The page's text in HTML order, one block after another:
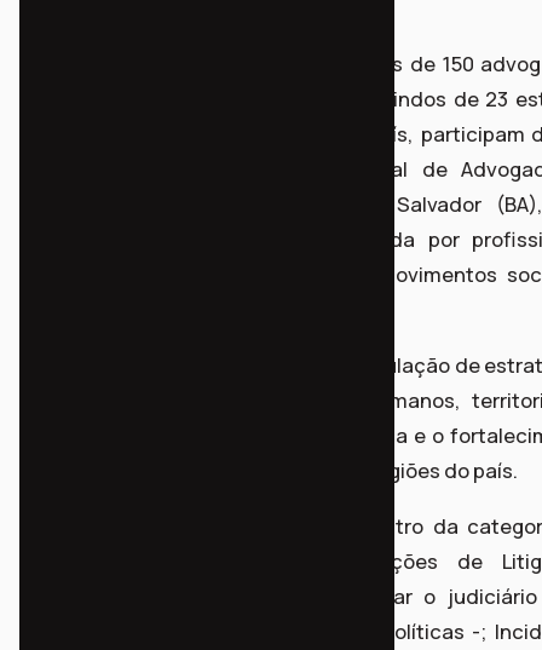
Entre os dias 22 a 26 de outubro, mais de 150
advogadas e estudantes de Direito, vindos de 23
brasileiros, de todas as regiões do país, participam
Encontro Nacional da Rede Nacional de
Advogados Populares (RENAP), em Salvador
celebra os 30 anos da rede formada por
comprometidos com a defesa dos movimentos
Criada em 1995, a RENAP atua na articulação de
jurídicas em defesa dos direitos humanos,
sociais, promovendo o acesso à justiça e o
da advocacia popular em diferentes regiões do país.
A advocacia popular é um nicho dentro da
juristas, que se desdobra em ações de
Estratégica - como e quando acionar o
defender de perseguições jurídicas políticas -;